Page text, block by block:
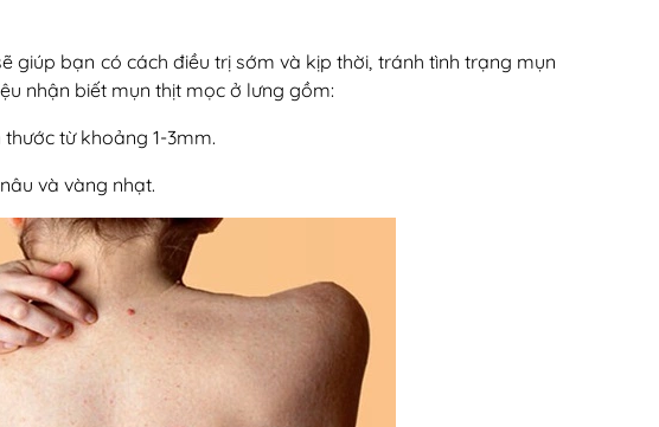
giúp bạn có cách điều trị sớm và kịp thời, tránh tình trạng mụn
nhận biết mụn thịt mọc ở lưng gồm:
từ khoảng 1-3mm.
và vàng nhạt.